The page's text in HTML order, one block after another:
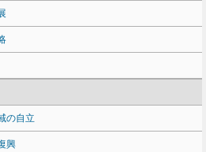
の自立
興